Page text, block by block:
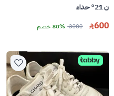
ن 21° حذاء
600
3000 80% خصم